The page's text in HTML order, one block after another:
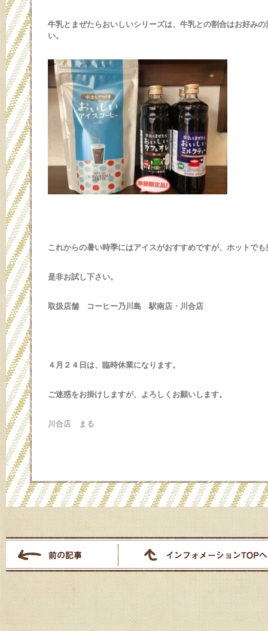
牛乳とまぜたらおいしいシリーズは、牛乳との割合はお好み
い。
これからの暑い時季にはアイスがおすすめですが、ホットで
是非お試し下さい。
取扱店舗 コーヒー乃川島 駅南店・川合店
４月２４日は、臨時休業になります。
ご迷惑をお掛けしますが、よろしくお願いします。
川合店 まる